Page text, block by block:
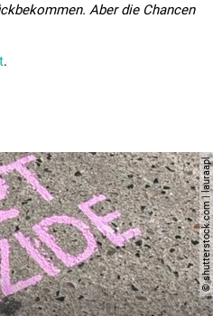
Aber die Chancen
.
© shutterstock.com | lauraapl